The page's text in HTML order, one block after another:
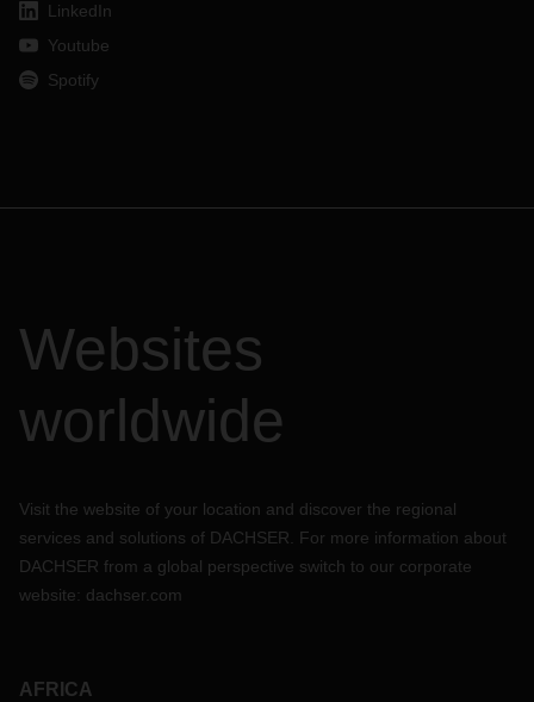
LinkedIn
Youtube
Spotify
Websites
worldwide
Visit the website of your location and discover the regional
services and solutions of DACHSER. For more information about
DACHSER from a global perspective switch to our corporate
website: dachser.com
AFRICA